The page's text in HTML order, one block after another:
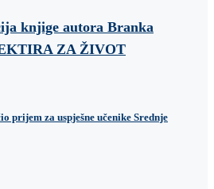
knjige autora Branka
ZA ŽIVOT
prijem za uspješne učenike Srednje